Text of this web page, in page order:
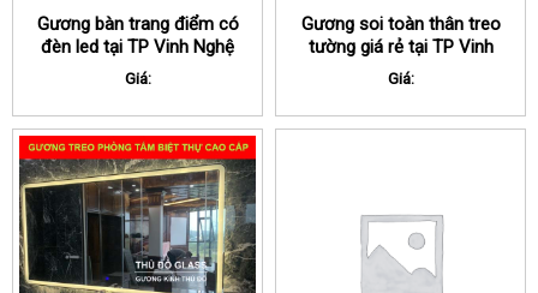
Gương bàn trang điểm có
đèn led tại TP Vinh Nghệ
An
Giá:
Gương soi toàn thân treo
tường giá rẻ tại TP Vinh
Nghệ An
Giá: